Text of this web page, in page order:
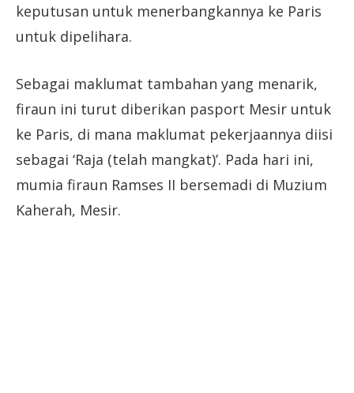
keputusan untuk menerbangkannya ke Paris
untuk dipelihara.
Sebagai maklumat tambahan yang menarik,
firaun ini turut diberikan pasport Mesir untuk
ke Paris, di mana maklumat pekerjaannya diisi
sebagai ‘Raja (telah mangkat)’. Pada hari ini,
mumia firaun Ramses II bersemadi di Muzium
Kaherah, Mesir.